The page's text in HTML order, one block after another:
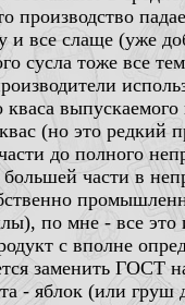
производство
и все слаще (уже
сусла тоже все
выпускаемого
(но это редкий
до полного
части в
по мне - все это
с вполне
заменить ГОСТ
- яблок (или груш